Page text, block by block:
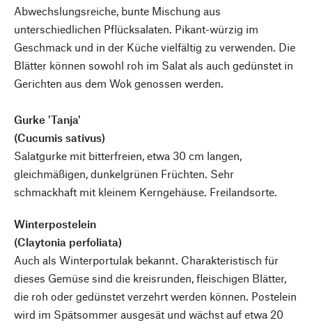
Abwechslungsreiche, bunte Mischung aus
unterschiedlichen Pflücksalaten. Pikant-würzig im
Geschmack und in der Küche vielfältig zu verwenden. Die
Blätter können sowohl roh im Salat als auch gedünstet in
Gerichten aus dem Wok genossen werden.
Gurke 'Tanja'
(Cucumis sativus)
Salatgurke mit bitterfreien, etwa 30 cm langen,
gleichmäßigen, dunkelgrünen Früchten. Sehr
schmackhaft mit kleinem Kerngehäuse. Freilandsorte.
Winterpostelein
(Claytonia perfoliata)
Auch als Winterportulak bekannt. Charakteristisch für
dieses Gemüse sind die kreisrunden, fleischigen Blätter,
die roh oder gedünstet verzehrt werden können. Postelein
wird im Spätsommer ausgesät und wächst auf etwa 20